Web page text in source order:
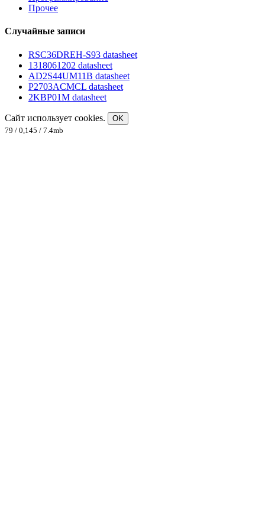
Прочее
Случайные записи
RSC36DREH-S93 datasheet
1318061202 datasheet
AD2S44UM11B datasheet
P2703ACMCL datasheet
2KBP01M datasheet
Сайт использует cookies.
OK
79 / 0,145 / 7.4mb